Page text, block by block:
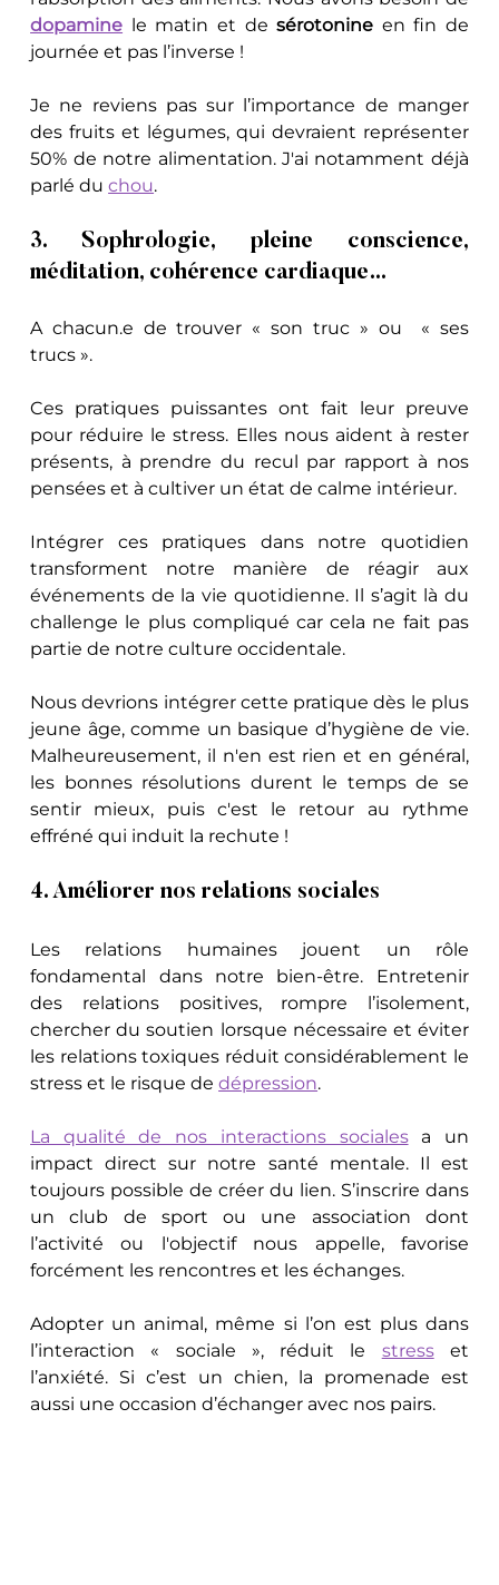
dopamine le matin et de sérotonine en fin de
journée et pas l’inverse !
Je ne reviens pas sur l’importance de manger
des fruits et légumes, qui devraient représenter
50% de notre alimentation. J'ai notamment déjà
parlé du chou.
3. Sophrologie, pleine conscience,
méditation, cohérence cardiaque…
A chacun.e de trouver « son truc » ou  « ses
trucs ».
Ces pratiques puissantes ont fait leur preuve
pour réduire le stress. Elles nous aident à rester
présents, à prendre du recul par rapport à nos
pensées et à cultiver un état de calme intérieur.
Intégrer ces pratiques dans notre quotidien
transforment notre manière de réagir aux
événements de la vie quotidienne. Il s’agit là du
challenge le plus compliqué car cela ne fait pas
partie de notre culture occidentale.
Nous devrions intégrer cette pratique dès le plus
jeune âge, comme un basique d’hygiène de vie.
Malheureusement, il n'en est rien et en général,
les bonnes résolutions durent le temps de se
sentir mieux, puis c'est le retour au rythme
effréné qui induit la rechute !
4. Améliorer nos relations sociales
Les relations humaines jouent un rôle
fondamental dans notre bien-être. Entretenir
des relations positives, rompre l’isolement,
chercher du soutien lorsque nécessaire et éviter
les relations toxiques réduit considérablement le
stress et le risque de dépression.
La qualité de nos interactions sociales a un
impact direct sur notre santé mentale. Il est
toujours possible de créer du lien. S’inscrire dans
un club de sport ou une association dont
l’activité ou l'objectif nous appelle, favorise
forcément les rencontres et les échanges.
Adopter un animal, même si l’on est plus dans
l’interaction « sociale », réduit le stress et
l’anxiété. Si c’est un chien, la promenade est
aussi une occasion d’échanger avec nos pairs.